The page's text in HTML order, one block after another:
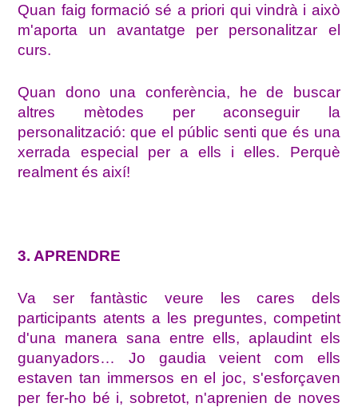
Quan faig formació sé a priori qui vindrà i això
m'aporta un avantatge per personalitzar el
curs.
Quan dono una conferència, he de buscar
altres mètodes per aconseguir la
personalització: que el públic senti que és una
xerrada especial per a ells i elles. Perquè
realment és així!
3. APRENDRE
Va ser fantàstic veure les cares dels
participants atents a les preguntes, competint
d'una manera sana entre ells, aplaudint els
guanyadors… Jo gaudia veient com ells
estaven tan immersos en el joc, s'esforçaven
per fer-ho bé i, sobretot, n'aprenien de noves